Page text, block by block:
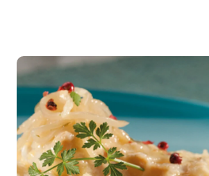
Odkryj